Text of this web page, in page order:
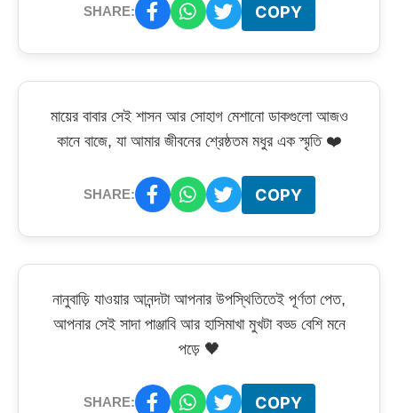
SHARE: COPY
মায়ের বাবার সেই শাসন আর সোহাগ মেশানো ডাকগুলো আজও
কানে বাজে, যা আমার জীবনের শ্রেষ্ঠতম মধুর এক স্মৃতি ❤️
SHARE: COPY
নানুবাড়ি যাওয়ার আনন্দটা আপনার উপস্থিতিতেই পূর্ণতা পেত,
আপনার সেই সাদা পাঞ্জাবি আর হাসিমাখা মুখটা বড্ড বেশি মনে
পড়ে 🖤
SHARE: COPY